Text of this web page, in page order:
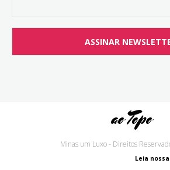
ao Topo
Minas um Luxo - Direitos
Leia